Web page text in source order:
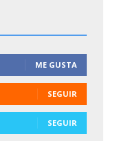
ME GUSTA
SEGUIR
SEGUIR